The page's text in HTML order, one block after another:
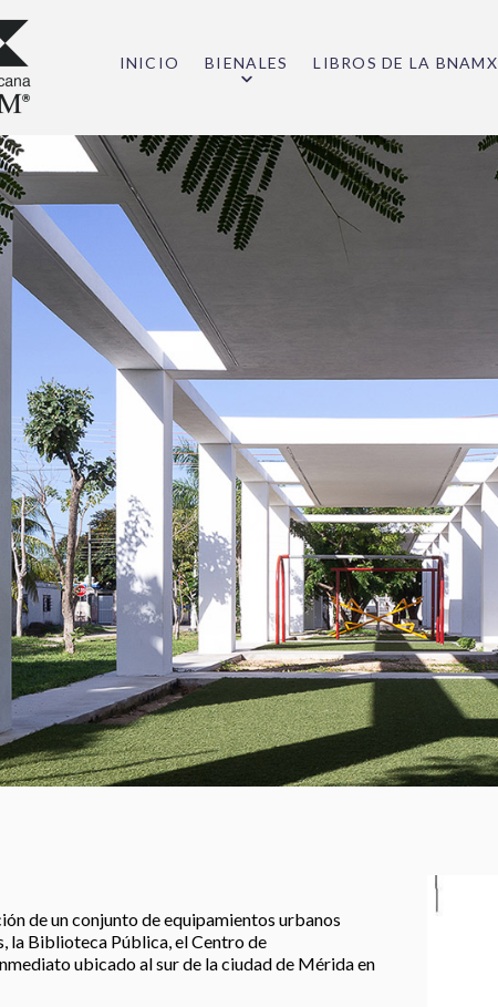
INICIO BIENALES LIBROS DE LA BNAMX
de un conjunto de equipamientos urbanos
la Biblioteca Pública, el Centro de
ubicado al sur de la ciudad de Mérida en